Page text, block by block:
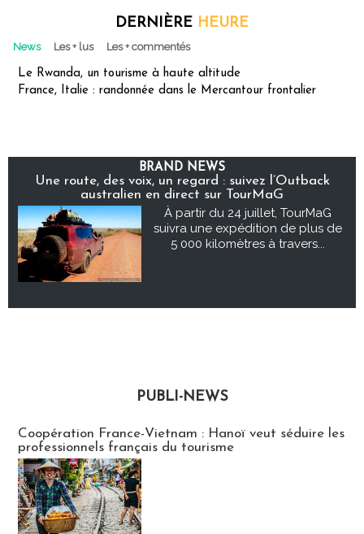
DERNIÈRE HEURE
News Les + lus Les + commentés
Le Rwanda, un tourisme à haute altitude
France, Italie : randonnée dans le Mercantour frontalier
BRAND NEWS
Une route, des voix, un regard : suivez l’Outback
australien en direct sur TourMaG
À partir du 24 juillet, TourMaG
suivra une expédition de plus de
5 000 kilomètres à travers...
PUBLI-NEWS
Coopération France-Vietnam : Hanoï veut séduire les
professionnels français du tourisme